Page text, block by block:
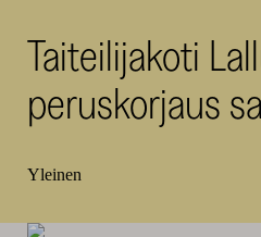
Taiteilijakoti
peruskorjaus
Yleinen